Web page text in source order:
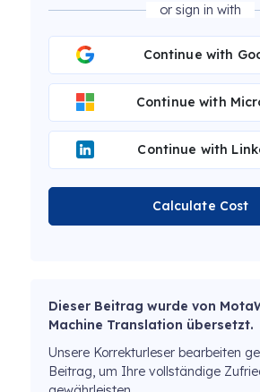
or sign in with
Continue with
Continue with
Continue with
Calculate Cost
Dieser Beitrag wurde von
Machine Translation übersetzt.
Unsere Korrekturleser bearbeiten
Beitrag, um Ihre vollständige